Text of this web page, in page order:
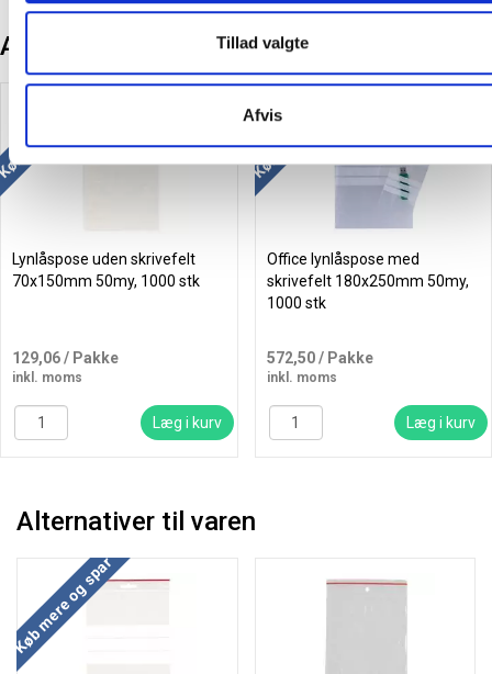
Tillad valgte
Afvis
Andre kunder købte også
mere og spar
Lynlåspose uden skrivefelt
70x150mm 50my, 1000 stk
129,06/ Pakke
inkl. moms
Læg i kurv
Køb mere og spar
Office lynlåspose med
skrivefelt 180x250mm 50my,
1000 stk
572,50/ Pakke
inkl. moms
Læg i kurv
Alternativer til varen
Køb mere og spar